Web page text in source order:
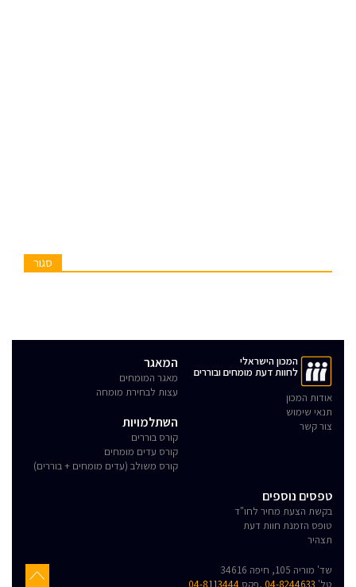
סגור
המכון הישראלי
לחוות דעת מומחים ובוררים
אודות המכון
תנאי שימוש
צור קשר
המאגר
מאגר המומחים
עצות לבחירת מומחה
השתלמויות
קורס בוררים
קורס עדים מומחים
קורס משולב (עדים מומחים + בוררים)
טפסים נוספים
בקשת הצעת מחיר לחו"ד
טופס הזמנת חוות דעת
תצהיר
שד' מוריה 105, חיפה 34616
טל' 04-8244633 ,פקס 04-8113444